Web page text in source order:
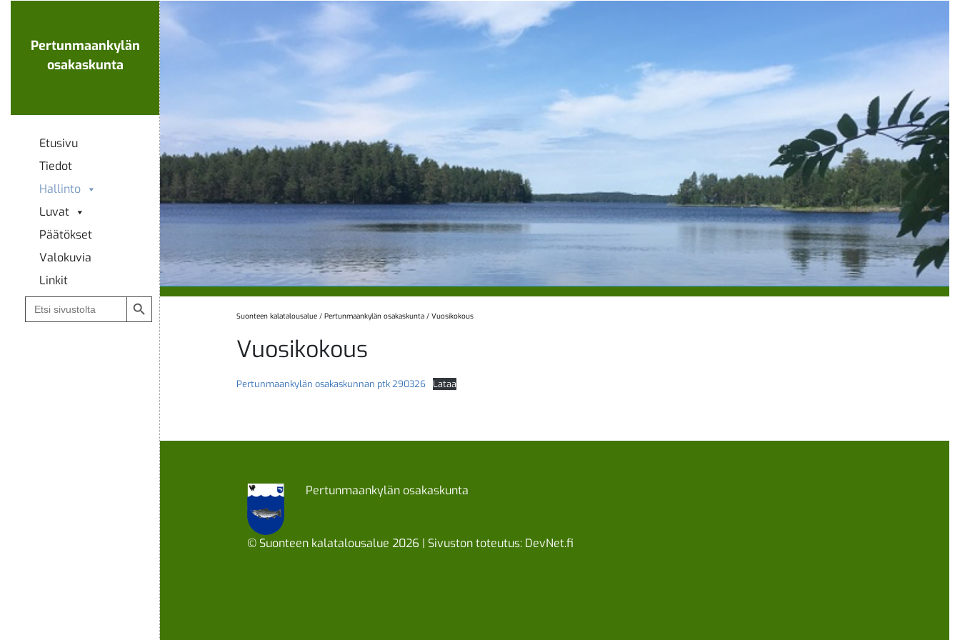
Pertunmaankylän
osakaskunta
Etusivu
Tiedot
Hallinto
Luvat
Päätökset
Valokuvia
Linkit
Search
for:
Search Button
Suonteen kalatalousalue /Pertunmaankylän osakaskunta /Vuosikokous
Vuosikokous
Pertunmaankylän osakaskunnan ptk 290326 Lataa
Pertunmaankylän osakaskunta
© Suonteen kalatalousalue 2026 | Sivuston toteutus: DevNet.fi